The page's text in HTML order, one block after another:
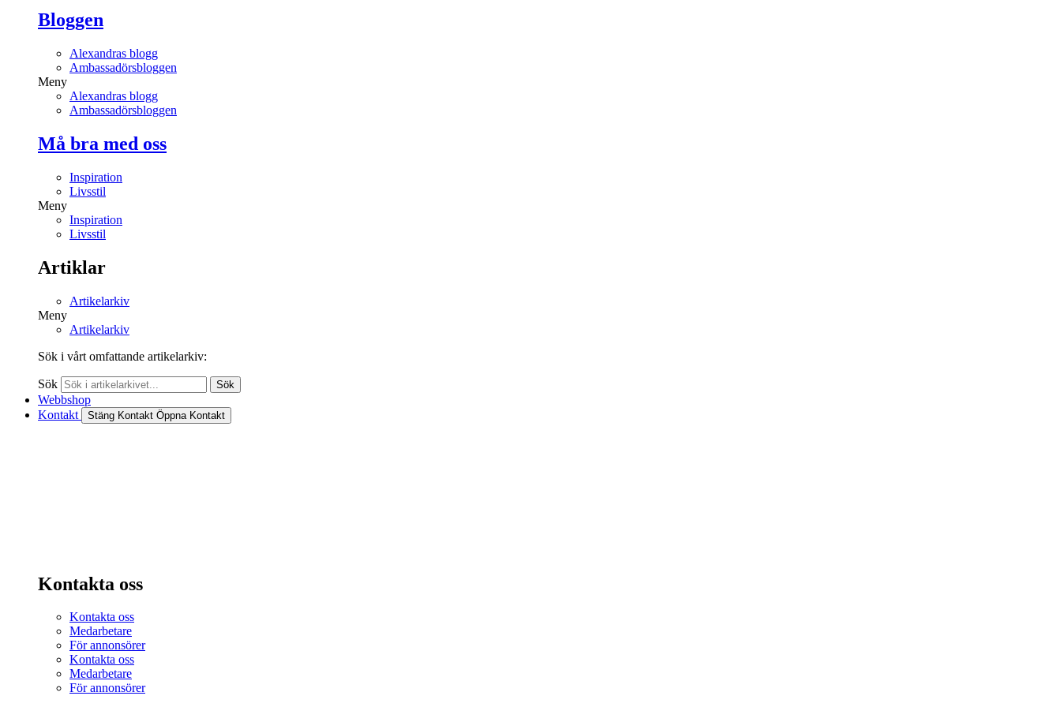
Bloggen
Alexandras blogg
Ambassadörsbloggen
Meny
Alexandras blogg
Ambassadörsbloggen
Må bra med oss
Inspiration
Livsstil
Meny
Inspiration
Livsstil
Artiklar
Artikelarkiv
Meny
Artikelarkiv
Sök i vårt omfattande artikelarkiv:
Sök Sök
Webbshop
Kontakt
Stäng Kontakt Öppna Kontakt
Kontakta oss
Kontakta oss
Medarbetare
För annonsörer
Kontakta oss
Medarbetare
För annonsörer